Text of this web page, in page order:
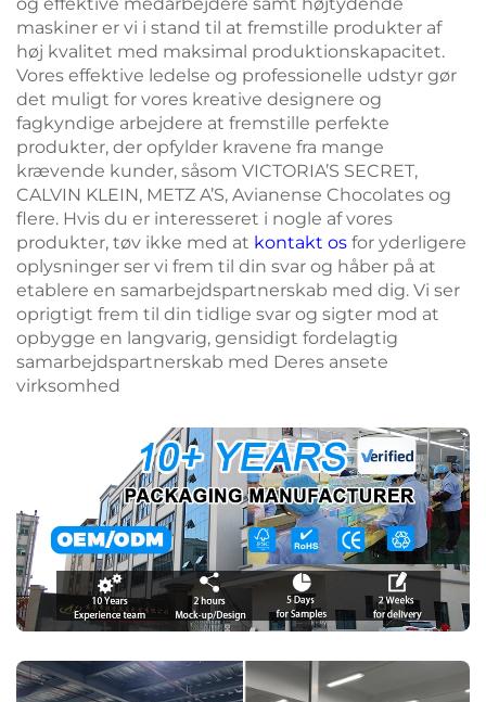
maskiner er vi i stand til at fremstille produkter af
høj kvalitet med maksimal produktionskapacitet.
Vores effektive ledelse og professionelle udstyr gør
det muligt for vores kreative designere og
fagkyndige arbejdere at fremstille perfekte
produkter, der opfylder kravene fra mange
krævende kunder, såsom VICTORIA’S SECRET,
CALVIN KLEIN, METZ A’S, Avianense Chocolates og
flere. Hvis du er interesseret i nogle af vores
produkter, tøv ikke med at kontakt os for yderligere
oplysninger ser vi frem til din svar og håber på at
etablere en samarbejdspartnerskab med dig. Vi ser
oprigtigt frem til din tidlige svar og sigter mod at
opbygge en langvarig, gensidigt fordelagtig
samarbejdspartnerskab med Deres ansete
virksomhed